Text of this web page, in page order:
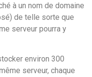
à un nom de domaine
de telle sorte que
serveur pourra y
environ 300
serveur, chaque